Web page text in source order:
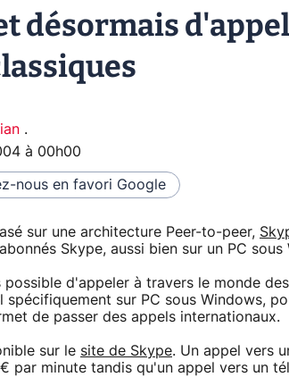
désormais
.
à 00h00
nous en favori Google
sur une architecture Peer-to-peer,
Skype, aussi bien sur un PC
d'appeler à travers le monde
sur PC sous Windows,
de passer des appels internationaux.
sur le site de Skype. Un appel vers
par minute tandis qu'un appel vers un